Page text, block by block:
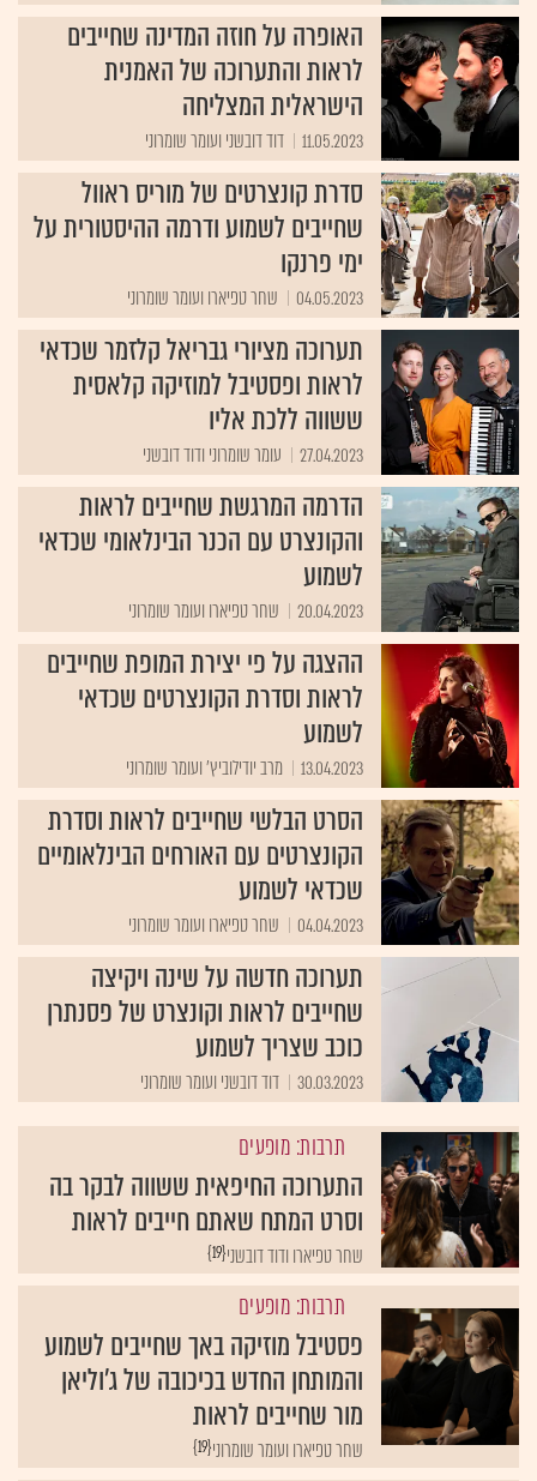
האופרה על חוזה המדינה שחייבים
לראות והתערוכה של האמנית
הישראלית המצליחה
11.05.2023 דוד דובשני ועומר שומרוני
סדרת קונצרטים של מוריס ראוול
שחייבים לשמוע ודרמה ההיסטורית על
ימי פרנקו
04.05.2023 שחר טפיארו ועומר שומרוני
תערוכה מציורי גבריאל קלזמר שכדאי
לראות ופסטיבל למוזיקה קלאסית
ששווה ללכת אליו
27.04.2023 עומר שומרוני ודוד דובשני
הדרמה המרגשת שחייבים לראות
והקונצרט עם הכנר הבינלאומי שכדאי
לשמוע
20.04.2023 שחר טפיארו ועומר שומרוני
ההצגה על פי יצירת המופת שחייבים
לראות וסדרת הקונצרטים שכדאי
לשמוע
13.04.2023 מרב יודילוביץ' ועומר שומרוני
הסרט הבלשי שחייבים לראות וסדרת
הקונצרטים עם האורחים הבינלאומיים
שכדאי לשמוע
04.04.2023 שחר טפיארו ועומר שומרוני
תערוכה חדשה על שינה ויקיצה
שחייבים לראות וקונצרט של פסנתרן
כוכב שצריך לשמוע
30.03.2023 דוד דובשני ועומר שומרוני
תרבות: מופעים
התערוכה החיפאית ששווה לבקר בה
וסרט המתח שאתם חייבים לראות
{19}שחר טפיארו ודוד דובשני
תרבות: מופעים
פסטיבל מוזיקה באך שחייבים לשמוע
והמותחן החדש בכיכובה של ג'וליאן
מור שחייבים לראות
{19}שחר טפיארו ועומר שומרוני